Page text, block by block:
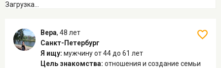
Загрузка...
Вера, 48 лет
Санкт-Петербург
Я ищу: мужчинуот 44 до 61 лет
Цель знакомства: отношения и создание семьи